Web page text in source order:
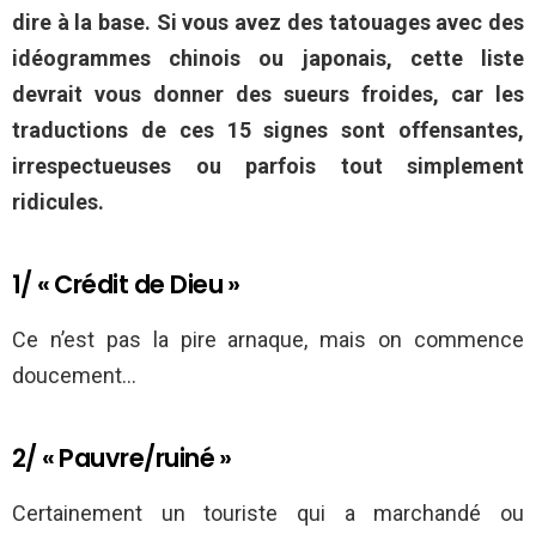
dire à la base. Si vous avez des tatouages avec des
idéogrammes chinois ou japonais, cette liste
devrait vous donner des sueurs froides, car les
traductions de ces 15 signes sont offensantes,
irrespectueuses ou parfois tout simplement
ridicules.
1/ « Crédit de Dieu »
Ce n’est pas la pire arnaque, mais on commence
doucement…
2/ « Pauvre/ruiné »
Certainement un touriste qui a marchandé ou